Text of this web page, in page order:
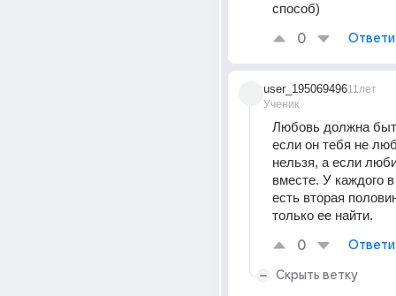
способ)
0
user_195069496
Ученик
11лет
Любовь должна
если он тебя не
нельзя, а если
вместе. У каждого
есть вторая
только ее найти.
0
Скрыть ветку